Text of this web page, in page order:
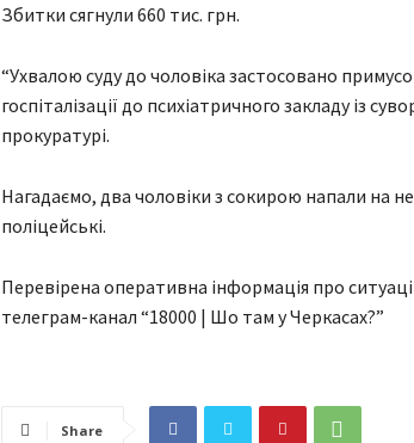
Збитки сягнули 660 тис. грн.
“Ухвалою суду до чоловіка застосовано
госпіталізації до психіатричного закладу із
прокуратурі.
Нагадаємо, два чоловіки з сокирою напали на
поліцейські.
Перевірена оперативна інформація про
телеграм-канал “18000 | Шо там у Черкасах?”
Share